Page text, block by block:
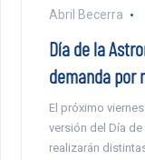
Abril Becerra
Día de la
demanda por
El próximo
versión del Día
realizarán